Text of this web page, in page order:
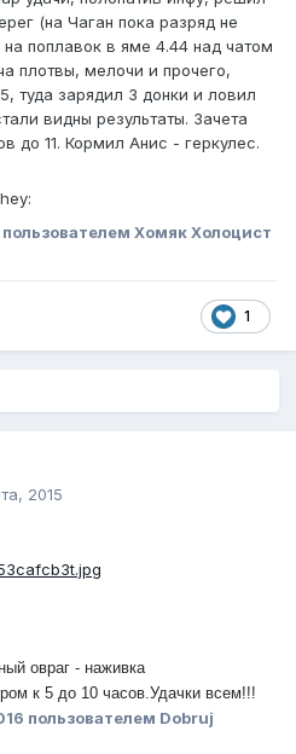
(на Чаган пока разряд не
поплавок в яме 4.44 над чатом
плотвы, мелочи и прочего,
туда зарядил 3 донки и ловил
видны результаты. Зачета
до 11. Кормил Анис - геркулес.
пользователем Хомяк Холоцист
1
2015
овраг - наживка
к 5 до 10 часов.Удачки всем!!!
пользователем Dobruj